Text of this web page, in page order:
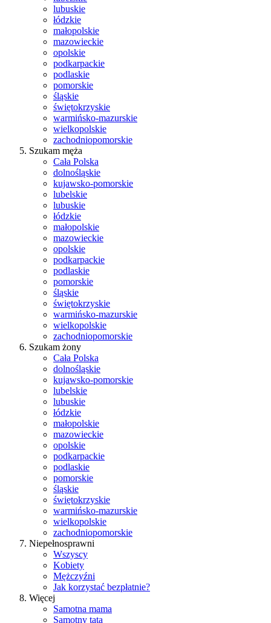
lubuskie
łódzkie
małopolskie
mazowieckie
opolskie
podkarpackie
podlaskie
pomorskie
śląskie
świętokrzyskie
warmińsko-mazurskie
wielkopolskie
zachodniopomorskie
Szukam męża
Cała Polska
dolnośląskie
kujawsko-pomorskie
lubelskie
lubuskie
łódzkie
małopolskie
mazowieckie
opolskie
podkarpackie
podlaskie
pomorskie
śląskie
świętokrzyskie
warmińsko-mazurskie
wielkopolskie
zachodniopomorskie
Szukam żony
Cała Polska
dolnośląskie
kujawsko-pomorskie
lubelskie
lubuskie
łódzkie
małopolskie
mazowieckie
opolskie
podkarpackie
podlaskie
pomorskie
śląskie
świętokrzyskie
warmińsko-mazurskie
wielkopolskie
zachodniopomorskie
Niepełnosprawni
Wszyscy
Kobiety
Mężczyźni
Jak korzystać bezpłatnie?
Więcej
Samotna mama
Samotny tata